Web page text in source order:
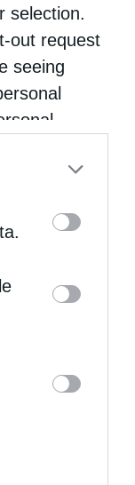
selection.
out request
seeing
opt-out
IAB’s list
by us to
του